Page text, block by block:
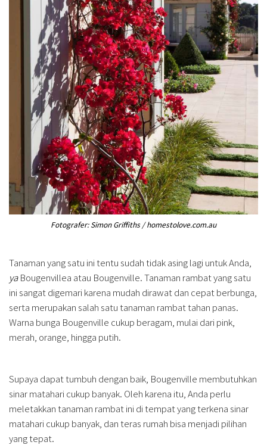
Fotografer: Simon Griffiths / homestolove.com.au
Tanaman yang satu ini tentu sudah tidak asing lagi untuk Anda,
yaBougenvillea atau Bougenville. Tanaman rambat yang satu
ini sangat digemari karena mudah dirawat dan cepat berbunga,
serta merupakan salah satu tanaman rambat tahan panas.
Warna bunga Bougenville cukup beragam, mulai dari pink,
merah, orange, hingga putih.
Supaya dapat tumbuh dengan baik, Bougenville membutuhkan
sinar matahari cukup banyak. Oleh karena itu, Anda perlu
meletakkan tanaman rambat ini di tempat yang terkena sinar
matahari cukup banyak, dan teras rumah bisa menjadi pilihan
yang tepat.